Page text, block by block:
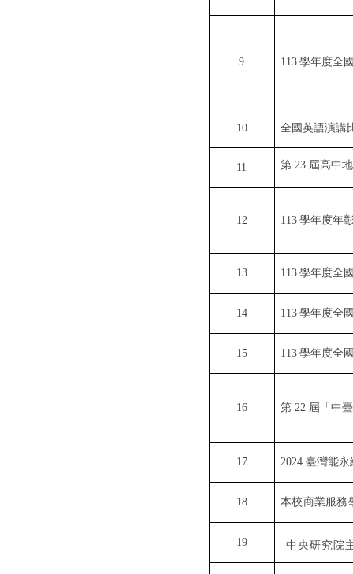
9 113 學年度全
10 全國英語演講
11 第 23 屆高中
12 113 學年度年
13 113 學年度全
14 113 學年度全
15 113 學年度全
16 第 22 屆「中
17 2024臺灣能永
18 本校商業服務
19 中央研究院